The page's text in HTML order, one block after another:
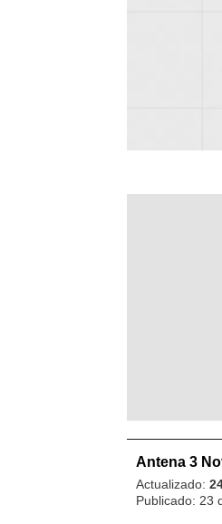
Antena 3
Actualizado:
Publicado: 23